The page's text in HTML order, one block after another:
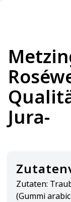
Jura-
Zutaten:
(Gummi